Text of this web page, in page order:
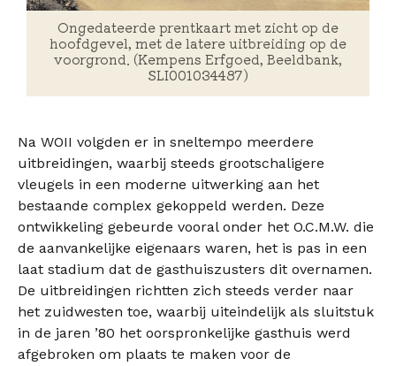
Ongedateerde prentkaart met zicht op de
hoofdgevel, met de latere uitbreiding op de
voorgrond. (Kempens Erfgoed, Beeldbank,
SLI001034487)
Na WOII volgden er in sneltempo meerdere
uitbreidingen, waarbij steeds grootschaligere
vleugels in een moderne uitwerking aan het
bestaande complex gekoppeld werden. Deze
ontwikkeling gebeurde vooral onder het O.C.M.W. die
de aanvankelijke eigenaars waren, het is pas in een
laat stadium dat de gasthuiszusters dit overnamen.
De uitbreidingen richtten zich steeds verder naar
het zuidwesten toe, waarbij uiteindelijk als sluitstuk
in de jaren ’80 het oorspronkelijke gasthuis werd
afgebroken om plaats te maken voor de